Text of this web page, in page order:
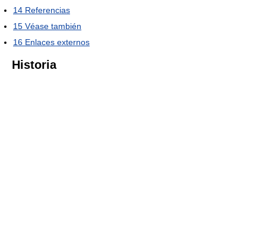
14 Referencias
15 Véase también
16 Enlaces externos
Historia